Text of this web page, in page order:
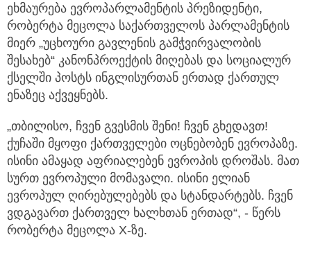
ეხმაურება ევროპარლამენტის პრეზიდენტი,
რობერტა მეცოლა საქართველოს პარლამენტის
მიერ „უცხოური გავლენის გამჭვირვალობის
შესახებ“ კანონპროექტის მიღებას და სოციალურ
ქსელში პოსტს ინგლისურთან ერთად ქართულ
ენაზეც აქვეყნებს.
„თბილისო, ჩვენ გვესმის შენი! ჩვენ გხედავთ!
ქუჩაში მყოფი ქართველები ოცნებობენ ევროპაზე.
ისინი ამაყად აფრიალებენ ევროპის დროშას. მათ
სურთ ევროპული მომავალი. ისინი ელიან
ევროპულ ღირებულებებს და სტანდარტებს. ჩვენ
ვდგავართ ქართველ ხალხთან ერთად“, - წერს
რობერტა მეცოლა X-ზე.